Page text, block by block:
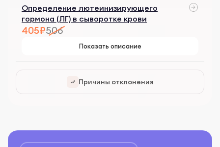
Определение лютеинизирующего
гормона (ЛГ) в сыворотке крови
405₽506
Показать описание
Причины отклонения